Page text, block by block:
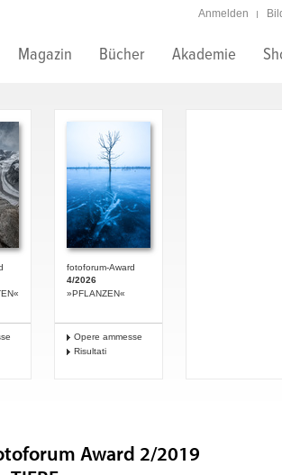
Anmelden
Magazin Bücher Akademie
fotoforum-Award
4/2026
»PFLANZEN«
Opere ammesse
Risultati
Award 2/2019